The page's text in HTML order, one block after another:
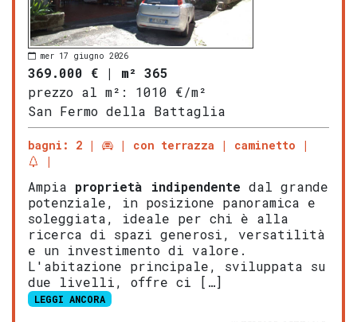
mer 17 giugno 2026
369.000 € | m² 365
prezzo al m²:
1010 €/m²
San Fermo della Battaglia
bagni: 2 con terrazza caminetto
Ampia proprietà indipendente dal grande
potenziale, in posizione panoramica e
soleggiata, ideale per chi è alla
ricerca di spazi generosi, versatilità
e un investimento di valore.
L'abitazione principale, sviluppata su
due livelli, offre ci […]
LEGGI ANCORA